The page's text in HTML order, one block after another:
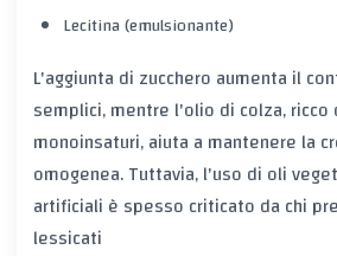
Lecitina (emulsionante)
L'aggiunta di zucchero aumenta il
semplici, mentre l'olio di colza, ricco
monoinsaturi, aiuta a mantenere la
omogenea. Tuttavia, l'uso di oli
artificiali è spesso criticato da chi
lessicati